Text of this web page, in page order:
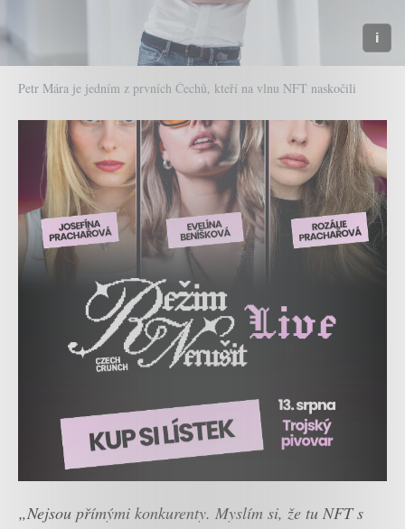
Petr Mára je jedním z prvních Čechů, kteří na vlnu NFT naskočili
„Nejsou přímými konkurenty. Myslím si, že tu NFT s